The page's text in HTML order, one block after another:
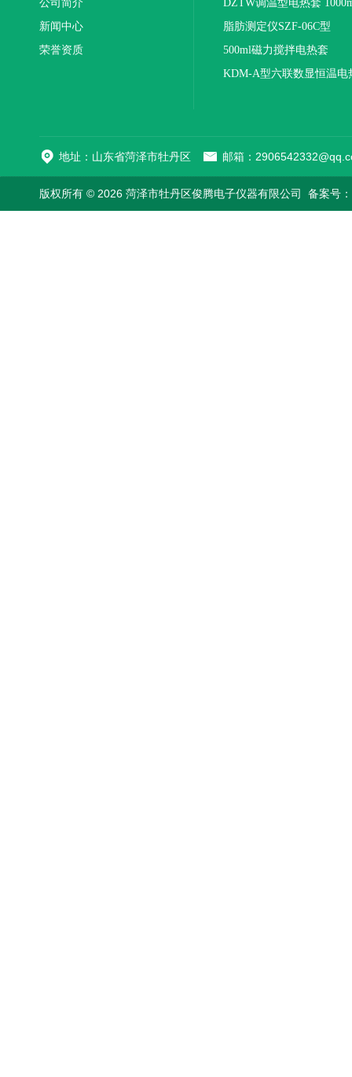
公司简介
新闻中心
荣誉资质
DZTW调温型电热套
联
脂肪测定仪SZF-06C型
500ml磁力搅拌电热套
KDM-A型六联数显恒温电
地址：山东省菏泽市牡丹区 邮箱：
版权所有 © 2026 菏泽市牡丹区俊腾电子仪器有限公司 备案号